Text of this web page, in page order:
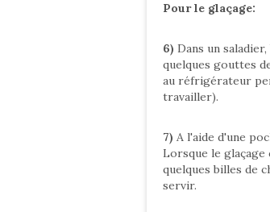
Pour le glaçage:
6) Dans un
quelques gouttes
au réfrigérateur
travailler).
7) A l'aide d'une
Lorsque le glaçage
quelques billes de
servir.